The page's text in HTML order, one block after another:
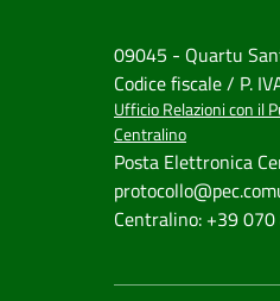
09045 - Quartu
Codice fiscale / P.
Ufficio Relazioni con il
Centralino
Posta Elettronica
Centralino: +39